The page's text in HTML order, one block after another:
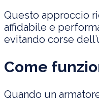
Questo approccio
affidabile e
evitando corse
Come
Quando un